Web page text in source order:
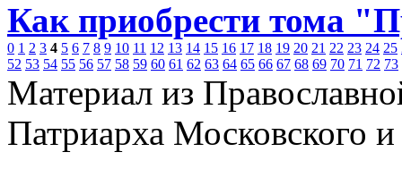
Как приобрести тома
0 1 2 3 4 5 6 7 8 9 10 11 12 13 14 15 16 17 18 19 20 21 22 23 24 25
52 53 54 55 56 57 58 59 60 61 62 63 64 65 66 67 68 69 70 71 72 73
Материал из
Патриарха Московского